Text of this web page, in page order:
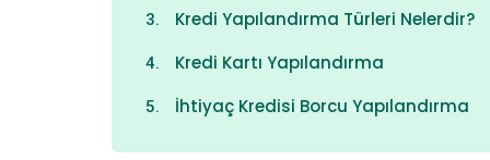
Kredi Yapılandırma Türleri Nelerdir?
Kredi Kartı Yapılandırma
İhtiyaç Kredisi Borcu Yapılandırma